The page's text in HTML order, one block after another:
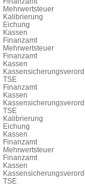
Mehrwertsteuer
Kalibrierung
Eichung
Kassen
Finanzamt
Mehrwertsteuer
Finanzamt
Kassen
TSE
Finanzamt
Kassen
TSE
Kalibrierung
Eichung
Kassen
Finanzamt
Mehrwertsteuer
Finanzamt
Kassen
TSE